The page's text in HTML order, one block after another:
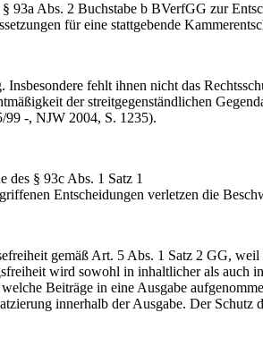
93a Abs. 2 Buchstabe b BVerfGG zur
für eine stattgebende
Insbesondere fehlt ihnen nicht das
der streitgegenständlichen
99 -, NJW 2004, S. 1235).
des § 93c Abs. 1 Satz 1
Entscheidungen verletzen die
gemäß Art. 5 Abs. 1 Satz 2 GG,
wird sowohl in inhaltlicher als
Beiträge in eine Ausgabe
innerhalb der Ausgabe. Der